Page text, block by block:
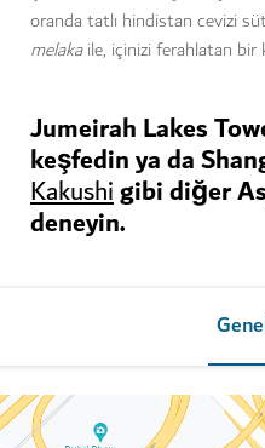
oranda tatlı hindistan cevizi
melakaile, içinizi ferahlatan bir
Jumeirah Lakes
keşfedin ya da
Kakushigibi diğer
deneyin.